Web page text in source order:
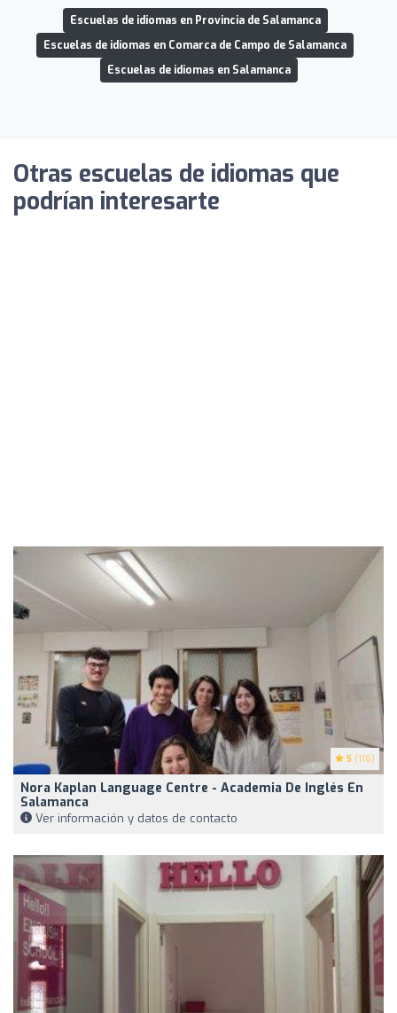
Escuelas de idiomas en Provincia de Salamanca
Escuelas de idiomas en Comarca de Campo de Salamanca
Escuelas de idiomas en Salamanca
Otras escuelas de idiomas que
podrían interesarte
5 (116)
Nora Kaplan Language Centre - Academia De Inglés En
Salamanca
Ver información y datos de contacto